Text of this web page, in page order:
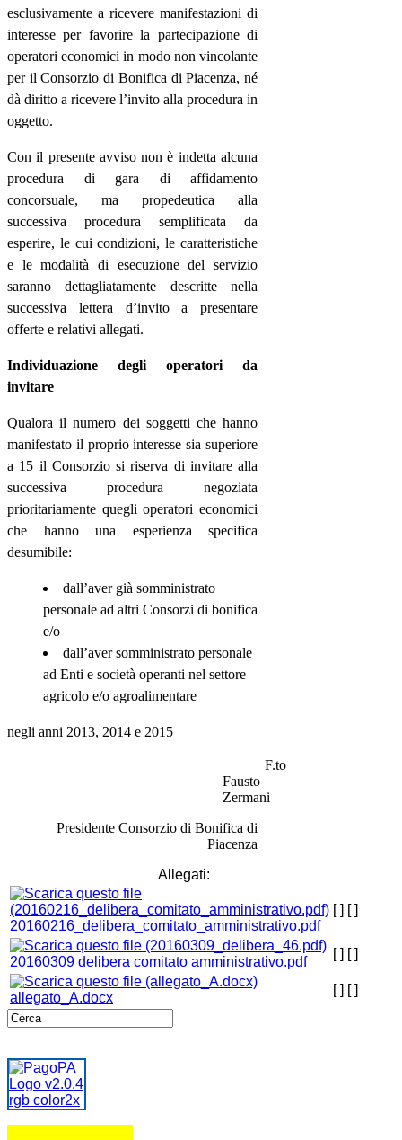
esclusivamente a ricevere manifestazioni di
interesse per favorire la partecipazione di
operatori economici in modo non vincolante
per il Consorzio di Bonifica di Piacenza, né
dà diritto a ricevere l’invito alla procedura in
oggetto.
Con il presente avviso non è indetta alcuna
procedura di gara di affidamento
concorsuale, ma propedeutica alla
successiva procedura semplificata da
esperire, le cui condizioni, le caratteristiche
e le modalità di esecuzione del servizio
saranno dettagliatamente descritte nella
successiva lettera d’invito a presentare
offerte e relativi allegati.
Individuazione degli operatori da
invitare
Qualora il numero dei soggetti che hanno
manifestato il proprio interesse sia superiore
a 15 il Consorzio si riserva di invitare alla
successiva procedura negoziata
prioritariamente quegli operatori economici
che hanno una esperienza specifica
desumibile:
dall’aver già somministrato
personale ad altri Consorzi di bonifica
e/o
dall’aver somministrato personale
ad Enti e società operanti nel settore
agricolo e/o agroalimentare
negli anni 2013, 2014 e 2015
F.to
Fausto
Zermani
Presidente Consorzio di Bonifica di
Piacenza
Allegati:
20160216_delibera_comitato_amministrativo.pdf
[ ] [ ]
20160309 delibera comitato amministrativo.pdf
[ ] [ ]
allegato_A.docx
[ ] [ ]